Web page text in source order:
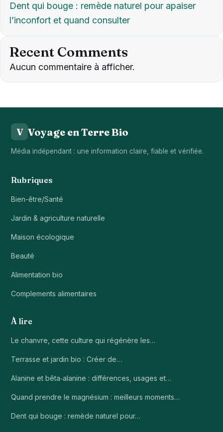
Dent qui bouge : remède naturel pour apaiser
l’inconfort et quand consulter
Recent Comments
Aucun commentaire à afficher.
V Voyage en Terre Bio
Média indépendant : une information claire, fiable et vérifiée.
Rubriques
Bien-être/Santé
Jardin & agriculture naturelle
Maison écologique
Beauté
Alimentation bio
Complements alimentaires
À lire
Le chanvre, cette culture qui régénère les…
Terrasse et jardin bio : Créer de…
Alanine et bêta‑alanine : différences, usages et…
Quand prendre le magnésium : meilleurs moments…
Dent qui bouge : remède naturel pour…